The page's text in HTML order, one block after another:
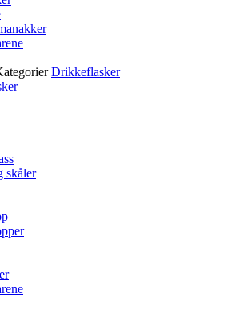
Drikkeflasker
skåler